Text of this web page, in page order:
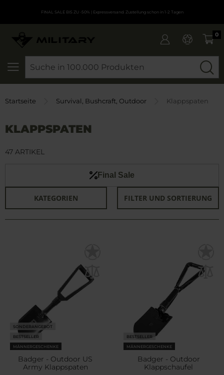
FINAL SALE BIS ZU -50% | Expressversand. Zustellung schon in 1-2 Tagen
0
Startseite Survival, Bushcraft, Outdoor Klappspaten
KLAPPSPATEN
Final Sale
KATEGORIEN FILTER UND SORTIERUNG
47 ARTIKEL
SONDERANGEBOT
BESTSELLER
MÄNNERGESCHENKE
Badger - Outdoor US
Army Klappspaten
BESTSELLER
MÄNNERGESCHENKE
Badger - Outdoor
Klappschaufel